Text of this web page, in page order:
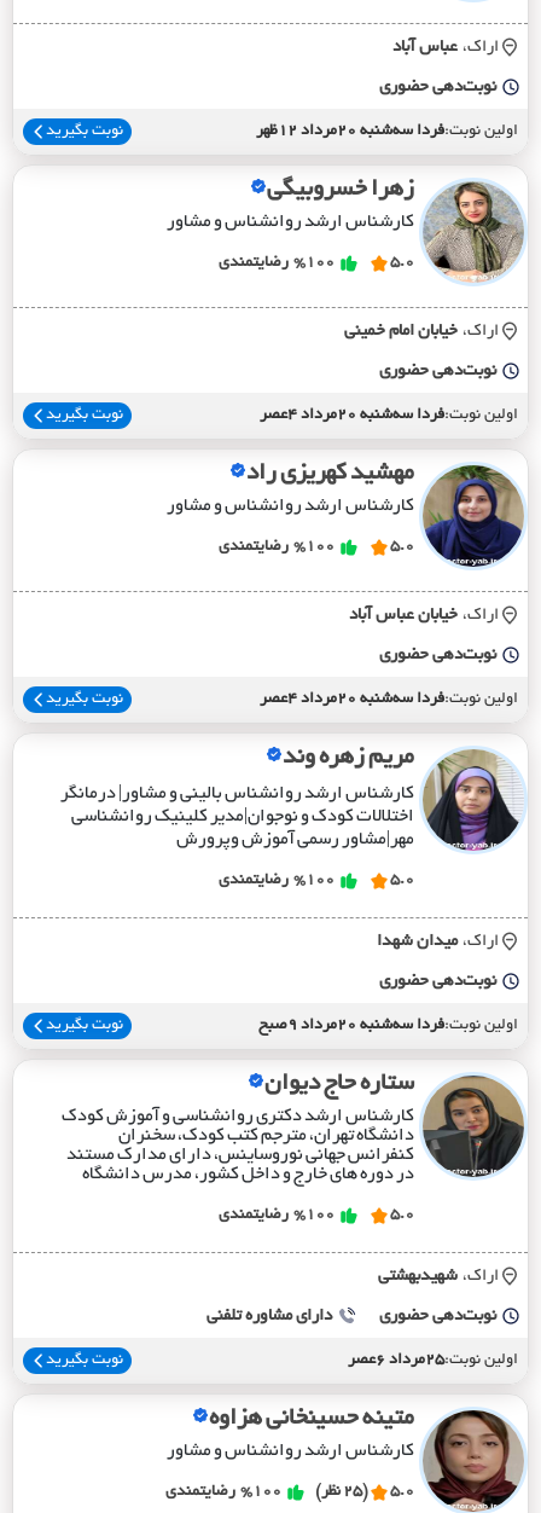
اراک، عباس آباد
نوبت‌دهی حضوری
اولین نوبت:فردا سه‌شنبه 20مرداد 12ظهر نوبت بگیرید
زهرا خسروبیگی
کارشناس ارشد روانشناس و مشاور
5.0
%100 رضایتمندی
اراک، خيابان امام خميني
نوبت‌دهی حضوری
اولین نوبت:فردا سه‌شنبه 20مرداد 4عصر نوبت بگیرید
مهشید کهریزی راد
کارشناس ارشد روانشناس و مشاور
5.0
%100 رضایتمندی
اراک، خيابان عباس آباد
نوبت‌دهی حضوری
اولین نوبت:فردا سه‌شنبه 20مرداد 4عصر نوبت بگیرید
مریم زهره وند
کارشناس ارشد روانشناس بالینی و مشاور| درمانگر
اختلالات کودک و نوجوان|مدیر کلینیک روانشناسی
مهر|مشاور رسمی آموزش وپرورش
5.0
%100 رضایتمندی
اراک، ميدان شهدا
نوبت‌دهی حضوری
اولین نوبت:فردا سه‌شنبه 20مرداد 9صبح نوبت بگیرید
ستاره حاج دیوان
کارشناس ارشد دکتری روانشناسی و آموزش کودک
دانشگاه تهران، مترجم کتب کودک، سخنران
کنفرانس جهانی نوروساینس، دارای مدارک مستند
در دوره های خارج و داخل کشور، مدرس دانشگاه
5.0
%100 رضایتمندی
اراک، شهيدبهشتي
نوبت‌دهی حضوری دارای مشاوره تلفنی
اولین نوبت:25مرداد 6عصر نوبت بگیرید
متینه حسینخانی هزاوه
کارشناس ارشد روانشناس و مشاور
5.0 (25 نظر) %100 رضایتمندی